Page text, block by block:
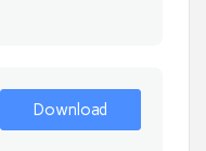
Download